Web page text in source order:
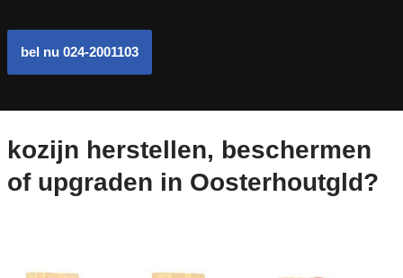
bel nu 024-2001103
kozijn herstellen, beschermen
of upgraden in Oosterhoutgld?